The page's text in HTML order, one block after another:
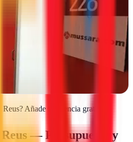
con webs que venden y
Diseño, marketing y resultados
Reus? Añade tu agencia gratis
Reus— Presupuesto y